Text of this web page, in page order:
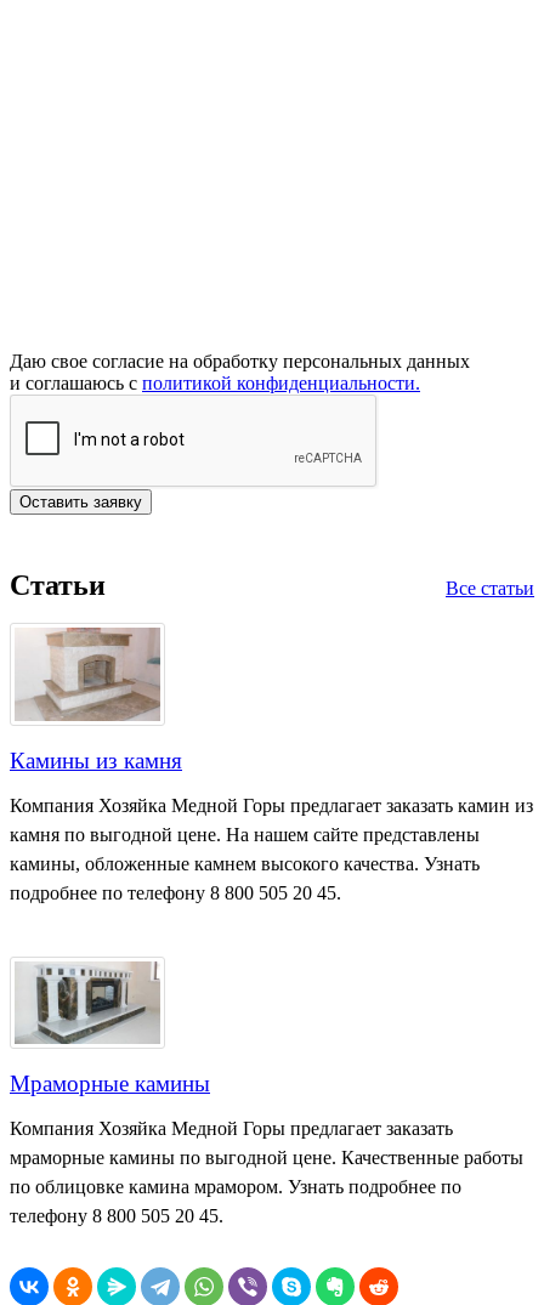
Даю свое согласие на обработку персональных данных
и соглашаюсь с политикой конфиденциальности.
Статьи Все статьи
Камины из камня
Компания Хозяйка Медной Горы предлагает заказать камин из
камня по выгодной цене. На нашем сайте представлены
камины, обложенные камнем высокого качества. Узнать
подробнее по телефону 8 800 505 20 45.
Мраморные камины
Компания Хозяйка Медной Горы предлагает заказать
мраморные камины по выгодной цене. Качественные работы
по облицовке камина мрамором. Узнать подробнее по
телефону 8 800 505 20 45.